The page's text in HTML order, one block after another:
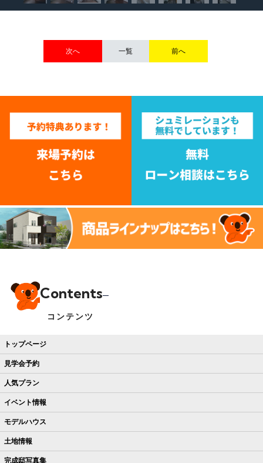
次へ 一覧 前へ
Contents
コンテンツ
トップページ
見学会予約
人気プラン
イベント情報
モデルハウス
土地情報
完成邸写真集